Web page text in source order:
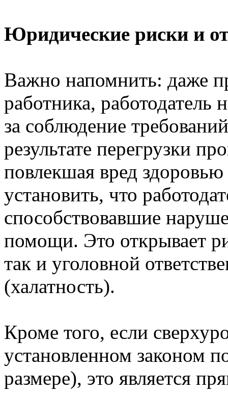
Юридические риски и
Важно напомнить: даже
работника, работодатель
за соблюдение
результате перегрузки
повлекшая вред
установить, что
способствовавшие
помощи. Это открывает
так и уголовной
(халатность).
Кроме того, если
установленном законом
размере), это является